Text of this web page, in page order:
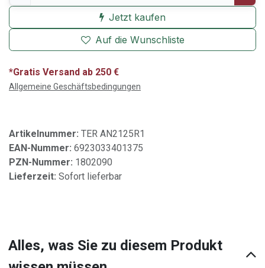
Jetzt kaufen
Auf die Wunschliste
*Gratis Versand ab 250 €
Allgemeine Geschäftsbedingungen
Artikelnummer: TER AN2125R1
EAN-Nummer: 6923033401375
PZN-Nummer: 1802090
Lieferzeit: Sofort lieferbar
Alles, was Sie zu diesem Produkt